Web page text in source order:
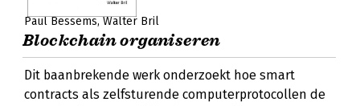
Paul Bessems Walter Bril
Blockchain organiseren
Dit baanbrekende werk onderzoekt hoe smart
contracts als zelfsturende computerprotocollen de